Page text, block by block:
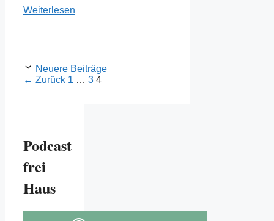
Weiterlesen
Neuere Beiträge
← Zurück Seite
1 … Seite
3 Seite
4
Podcast
frei
Haus